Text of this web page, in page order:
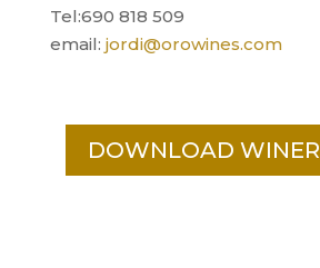
Tel:690 818 509
email: jordi@orowines.com
DOWNLOAD